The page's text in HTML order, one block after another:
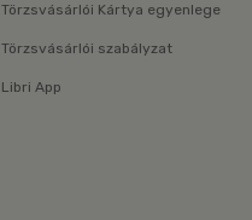
Törzsvásárlói Kártya egyenlege
Törzsvásárlói szabályzat
Libri App